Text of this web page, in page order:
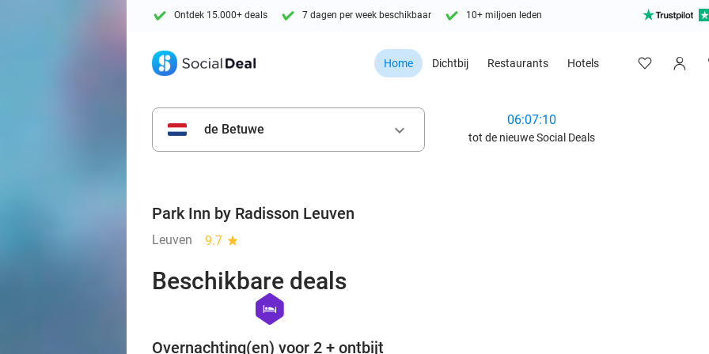
Ontdek 15.000+ deals 7 dagen per week beschikbaar 10+ miljoen leden
Home Dichtbij Restaurants Hotels
de Betuwe keyboard_arrow_down
06:07:09
tot de nieuwe Social Deals
Park Inn by Radisson Leuven
Leuven 9.7 star
Beschikbare deals
hexagon
hotel
Overnachting(en) voor 2 + ontbijt